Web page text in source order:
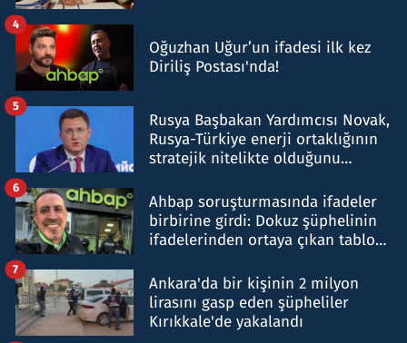
Oğuzhan Uğur’un ifadesi ilk kez
Diriliş Postası'nda!
4
Rusya Başbakan Yardımcısı Novak,
Rusya-Türkiye enerji ortaklığının
stratejik nitelikte olduğunu
5
Ahbap soruşturmasında ifadeler
birbirine girdi: Dokuz şüphelinin
ifadelerinden ortaya çıkan tablo
6
Ankara'da bir kişinin 2 milyon
lirasını gasp eden şüpheliler
Kırıkkale'de yakalandı
7